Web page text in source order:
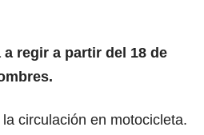
a regir a partir del 18 de
circulación en motocicleta.